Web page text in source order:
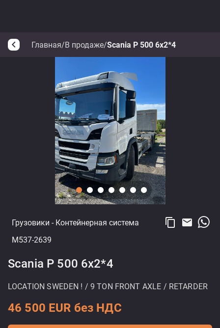
arrow_back_ios Главная/В продаже/Scania P 500 6x2*4
Грузовики - Контейнерная система
M537-2639
content_copy email
Scania P 500 6x2*4
LOCATION SWEDEN ! / 9 TON FRONT AXLE / RETARDER
46 500 EUR без НДС